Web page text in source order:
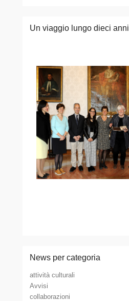
Un viaggio lungo dieci anni
News per categoria
attività culturali
Avvisi
collaborazioni